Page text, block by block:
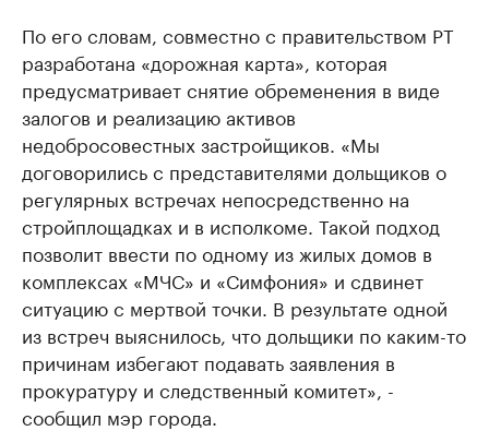
По его словам, совместно с правительством РТ
разработана «дорожная карта», которая
предусматривает снятие обременения в виде
залогов и реализацию активов
недобросовестных застройщиков. «Мы
договорились с представителями дольщиков о
регулярных встречах непосредственно на
стройплощадках и в исполкоме. Такой подход
позволит ввести по одному из жилых домов в
комплексах «МЧС» и «Симфония» и сдвинет
ситуацию с мертвой точки. В результате одной
из встреч выяснилось, что дольщики по каким-то
причинам избегают подавать заявления в
прокуратуру и следственный комитет», -
сообщил мэр города.